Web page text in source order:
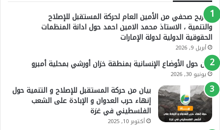
تصريح صحفي من الأمين العام لحركة المستقبل للإصلاح
والتنمية ، الاستاذ محمد الامين احمد حول ادانة المنظمات
الحقوقية الدولية لدولة الإمارات
أبريل 9, 2026
بيان حول الأوضاع الإنسانية بمنطقة خزان أورشي بمحلية أمبرو
يونيو 30, 2026
بيان من حركة المستقبل للإصلاح و التنمية حول
إنهاء حرب العدوان و الإبادة على الشعب
الفلسطيني في غزة
أكتوبر 10, 2025